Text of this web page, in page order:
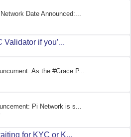
Date Announced:...
if you’...
As the #Grace P...
Pi Network is s...
for KYC or K...